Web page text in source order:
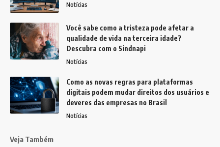
Notícias
Você sabe como a tristeza pode afetar a
qualidade de vida na terceira idade?
Descubra com o Sindnapi
Notícias
Como as novas regras para plataformas
digitais podem mudar direitos dos usuários e
deveres das empresas no Brasil
Notícias
Veja Também